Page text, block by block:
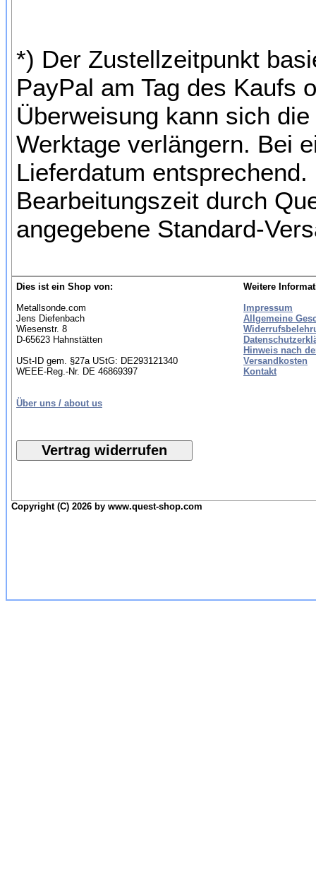
*) Der Zustellzeitpunkt
PayPal am Tag des Kaufs
Überweisung kann sich
Werktage verlängern. Bei
Lieferdatum
Bearbeitungszeit durch
angegebene Standard-
Dies ist ein Shop von:
Metallsonde.com
Jens Diefenbach
Wiesenstr. 8
D-65623 Hahnstätten
USt-ID gem. §27a UStG: DE293121340
WEEE-Reg.-Nr. DE 46869397
Über uns / about us
Weitere
Impressum
Allgemeine
Hinweis nach
Versandkosten
Kontakt
Copyright (C) 2026 by www.quest-shop.com